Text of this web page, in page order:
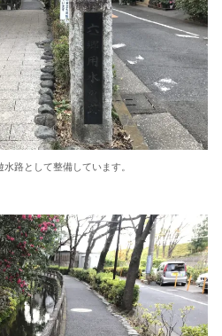
路として整備しています。